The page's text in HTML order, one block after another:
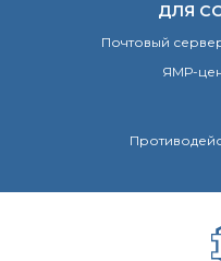
Почтовый сервер
Внутренний сайт
ЯМР-центр ИОХ РАН
ДЛЯ
Почтовый
ЯМР-